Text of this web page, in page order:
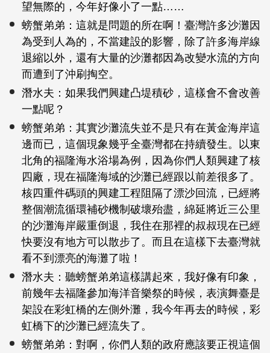
望無際的，今年好像小了一點……
螃蟹弟弟：這就是問題的所在啊！臺灣許多沙灘因
為受到人為的，不當建設的影響，除了許多海岸線
退縮以外，還有大量的沙灘都因為改變水流的方向
而遭到了沖刷掏空。
潛水夫：如果我們興建凸堤積砂，這樣會不會改善
一點呢？
螃蟹弟弟：其實沙灘流失並不是只有在黃金海岸這
邊而已，這個現象幾乎全臺灣都在持續發生。以東
北角的福隆海水浴場為例，因為你們人類興建了核
四廠，現在福隆海域的沙灘已經跟以前差很多了。
核四重件碼頭的興建工程阻隔了漂沙回流，已經將
整個潮流循環補砂機制破壞殆盡，綿延將近三公里
的沙灘海岸嚴重倒退，我住在那裡的叔叔現在已經
快要沒有地方可以散步了。而且在這樣下去臺灣就
看不到漂亮的海灘了啦！
潛水夫：聽螃蟹弟弟這樣講起來，我好像有印象，
前幾年去福隆參加海洋音樂祭的時候，表演舞臺是
架設在彩虹橋的左側外灘，我今年再去的時候，彩
虹橋下的沙灘已經流失了。
螃蟹弟弟：對啊，你們人類的政府應該要正視這個